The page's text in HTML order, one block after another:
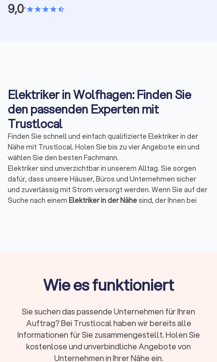
9,0•starstarstarstarstar_half
Elektriker in Wolfhagen: Finden Sie
den passenden Experten mit
Trustlocal
Finden Sie schnell und einfach qualifizierte Elektriker in der
Nähe mit Trustlocal. Holen Sie bis zu vier Angebote ein und
wählen Sie den besten Fachmann.
Elektriker sind unverzichtbar in unserem Alltag. Sie sorgen
dafür, dass unsere Häuser, Büros und Unternehmen sicher
und zuverlässig mit Strom versorgt werden. Wenn Sie auf der
Suche nach einem Elektriker in der Nähe sind, der Ihnen bei
Warum einen Elektriker in Wolfhagen über
Die Wahl des richtigen Elektrikers kann den Unterschied
zwischen einer erfolgreichen und einer problematischen
Elektroinstallation ausmachen. Mit Trustlocal profitieren Sie
von einer einfachen und effizienten Möglichkeit, verschiedene
Elektriker in Wolfhagen zu vergleichen. Ob Sie einen
Wie es funktioniert
Sie suchen das passende Unternehmen für Ihren
Auftrag? Bei Trustlocal haben wir bereits alle
Informationen für Sie zusammengestellt. Holen Sie
kostenlose und unverbindliche Angebote von
Unternehmen in Ihrer Nähe ein.